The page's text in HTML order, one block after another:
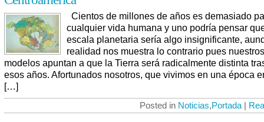
Cientos de millones de años es demasiado
cualquier vida humana y uno podría pensar
escala planetaria sería algo insignificante,
realidad nos muestra lo contrario pues nuestros
modelos apuntan a que la Tierra será radicalmente distinta
esos años. Afortunados nosotros, que vivimos en una época
[…]
Posted in Noticias,Portada |